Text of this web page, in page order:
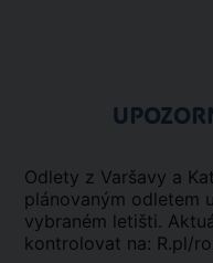
Odlety z Varšavy a
plánovaným odletem
vybraném letišti.
kontrolovat na: R.pl/